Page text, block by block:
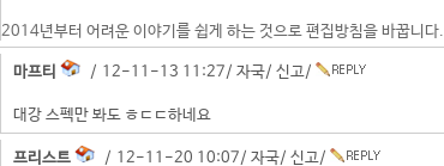
2014년부터 어려운 이야기를 쉽게 하는 것으로 편집방침을 바꿉니다.
마프티 / 12-11-13 11:27/ 자국/ 신고/
대강 스펙만 봐도 ㅎㄷㄷ하네요
프리스트 / 12-11-20 10:07/ 자국/ 신고/